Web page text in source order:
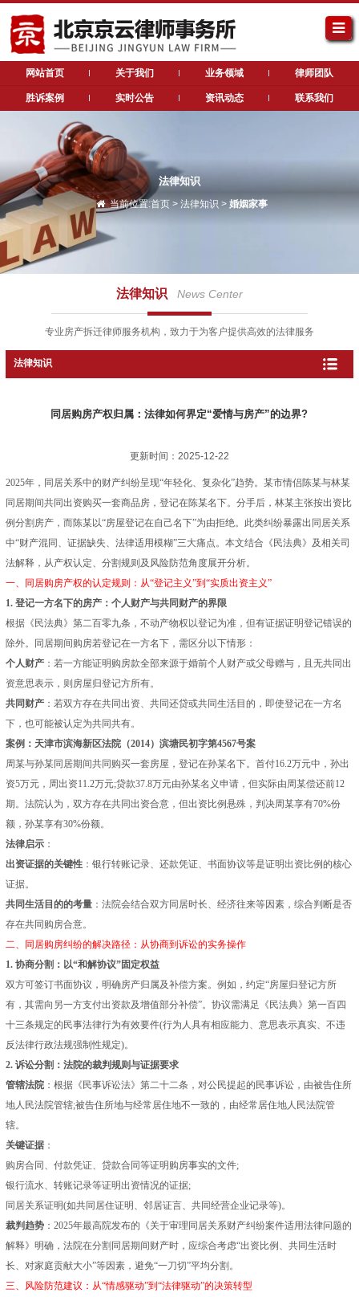
网站首页 关于我们 业务领域 律师团队
胜诉案例 实时公告 资讯动态 联系我们
法律知识
当前位置:首页> 法律知识 > 婚姻家事
法律知识 News Center
专业房产拆迁律师服务机构，致力于为客户提供高效的法律服务
法律知识
同居购房产权归属：法律如何界定“爱情与房产”的边界?
更新时间：2025-12-22
2025年，同居关系中的财产纠纷呈现“年轻化、复杂化”趋势。某市情侣陈某与林某
同居期间共同出资购买一套商品房，登记在陈某名下。分手后，林某主张按出资比
例分割房产，而陈某以“房屋登记在自己名下”为由拒绝。此类纠纷暴露出同居关系
中“财产混同、证据缺失、法律适用模糊”三大痛点。本文结合《民法典》及相关司
法解释，从产权认定、分割规则及风险防范角度展开分析。
一、同居购房产权的认定规则：从“登记主义”到“实质出资主义”
1. 登记一方名下的房产：个人财产与共同财产的界限
根据《民法典》第二百零九条，不动产物权以登记为准，但有证据证明登记错误的
除外。同居期间购房若登记在一方名下，需区分以下情形：
个人财产：若一方能证明购房款全部来源于婚前个人财产或父母赠与，且无共同出
资意思表示，则房屋归登记方所有。
共同财产：若双方存在共同出资、共同还贷或共同生活目的，即使登记在一方名
下，也可能被认定为共同共有。
案例：天津市滨海新区法院（2014）滨塘民初字第4567号案
周某与孙某同居期间共同购买一套房屋，登记在孙某名下。首付16.2万元中，孙出
资5万元，周出资11.2万元;贷款37.8万元由孙某名义申请，但实际由周某偿还前12
期。法院认为，双方存在共同出资合意，但出资比例悬殊，判决周某享有70%份
额，孙某享有30%份额。
法律启示：
出资证据的关键性：银行转账记录、还款凭证、书面协议等是证明出资比例的核心
证据。
共同生活目的的考量：法院会结合双方同居时长、经济往来等因素，综合判断是否
存在共同购房合意。
二、同居购房纠纷的解决路径：从协商到诉讼的实务操作
1. 协商分割：以“和解协议”固定权益
双方可签订书面协议，明确房产归属及补偿方案。例如，约定“房屋归登记方所
有，其需向另一方支付出资款及增值部分补偿”。协议需满足《民法典》第一百四
十三条规定的民事法律行为有效要件(行为人具有相应能力、意思表示真实、不违
反法律行政法规强制性规定)。
2. 诉讼分割：法院的裁判规则与证据要求
管辖法院：根据《民事诉讼法》第二十二条，对公民提起的民事诉讼，由被告住所
地人民法院管辖;被告住所地与经常居住地不一致的，由经常居住地人民法院管
辖。
关键证据：
购房合同、付款凭证、贷款合同等证明购房事实的文件;
银行流水、转账记录等证明出资情况的证据;
同居关系证明(如共同居住证明、邻居证言、共同经营企业记录等)。
裁判趋势：2025年最高院发布的《关于审理同居关系财产纠纷案件适用法律问题的
解释》明确，法院在分割同居期间财产时，应综合考虑“出资比例、共同生活时
长、对家庭贡献大小”等因素，避免“一刀切”平均分割。
三、风险防范建议：从“情感驱动”到“法律驱动”的决策转型